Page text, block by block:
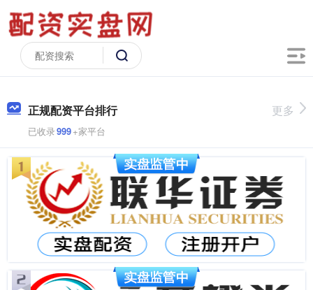
正规配资平台排行
已收录999+家平台
更多